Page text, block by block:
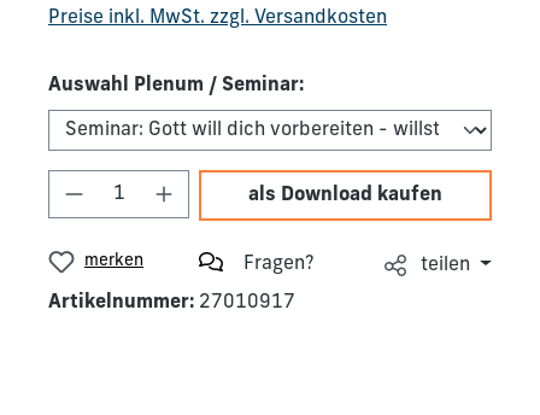
Preise inkl. MwSt. zzgl. Versandkosten
Auswahl Plenum / Seminar:
Produkt Anzahl: Gib den gewünschten
als Download kaufen
merken Fragen?
teilen
Artikelnummer: 27010917